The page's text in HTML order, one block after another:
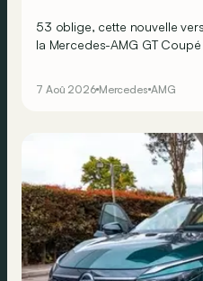
53 oblige, cette nouvelle
la Mercedes-AMG GT
7 Aoû 2026 Mercedes AMG